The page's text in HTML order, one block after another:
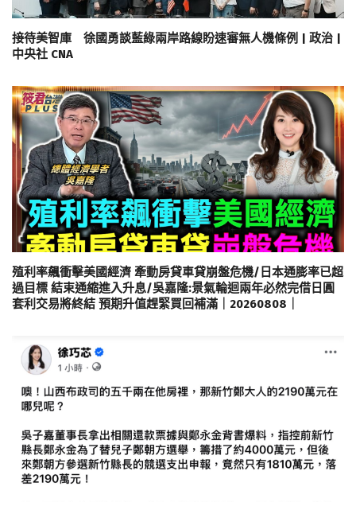
接待美智庫 徐國勇談藍綠兩岸路線盼速審無人機條例 | 政治 |
中央社 CNA
殖利率飆衝擊美國經濟 牽動房貸車貸崩盤危機/日本通膨率已超
過目標 結束通縮進入升息/吳嘉隆:景氣輪迴兩年必然完借日圓
套利交易將終結 預期升值趕緊買回補滿｜20260808｜